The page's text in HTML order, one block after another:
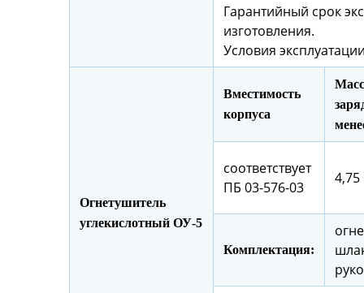
Гарантийный срок
изготовления.
Условия
Огнетушитель
углекислотный ОУ-5
Вместимость
корпуса
соответствует
ПБ 03-576-03
4,75
Комплектация: